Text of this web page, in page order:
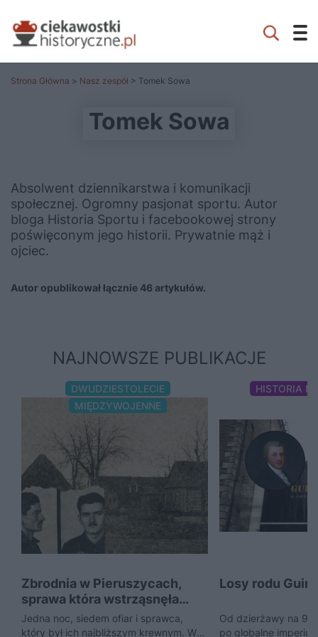
Strona Główna > Nasz zespół > Tomek Sowa
Tomek Sowa
Absolwent dziennikarstwa i komunikacji
społecznej. Ogromny pasjonat sportu. Autor
bloga Historia Sportu i facebookowej strony
poświęconym jego historii. Prywatnie mąż i
ojciec.
Autor opublikował łącznie 46 artykułów.
NAJNOWSZE PUBLIKACJE
DWUDZIESTOLECIE
MIĘDZYWOJENNE
Zbrodnia w Pieruszycach,
sprawa która wstrząsnęła
Polską
Jedna noc, siedem ofiar i sprawca,
który był ich najbliższym krewnym. W
HISTORIA
Losy rodu
Od dzierżawy na 9
po globalne